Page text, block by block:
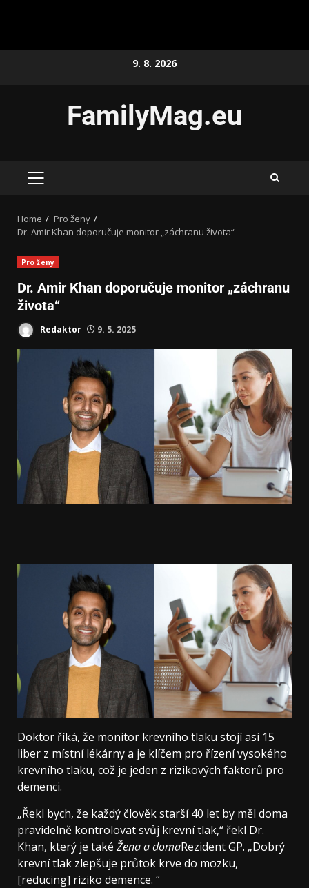
9. 8. 2026
FamilyMag.eu
Home
Pro ženy
Dr. Amir Khan doporučuje monitor „záchranu života“
Pro ženy
Dr. Amir Khan doporučuje monitor „záchranu
života“
Redaktor 9. 5. 2025
Doktor říká, že monitor krevního tlaku stojí asi 15
liber z místní lékárny a je klíčem pro řízení vysokého
krevního tlaku, což je jeden z rizikových faktorů pro
demenci.
„Řekl bych, že každý člověk starší 40 let by měl doma
pravidelně kontrolovat svůj krevní tlak,“ řekl Dr.
Khan, který je také Žena a domaRezident GP. „Dobrý
krevní tlak zlepšuje průtok krve do mozku,
[reducing] riziko demence. “